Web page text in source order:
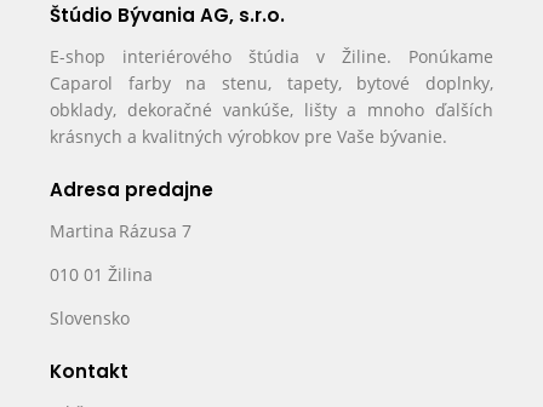
Štúdio Bývania AG, s.r.o.
E-shop interiérového štúdia v Žiline. Ponúkame
Caparol farby na stenu, tapety, bytové doplnky,
obklady, dekoračné vankúše, lišty a mnoho ďalších
krásnych a kvalitných výrobkov pre Vaše bývanie.
Adresa predajne
Martina Rázusa 7
010 01 Žilina
Slovensko
Kontakt